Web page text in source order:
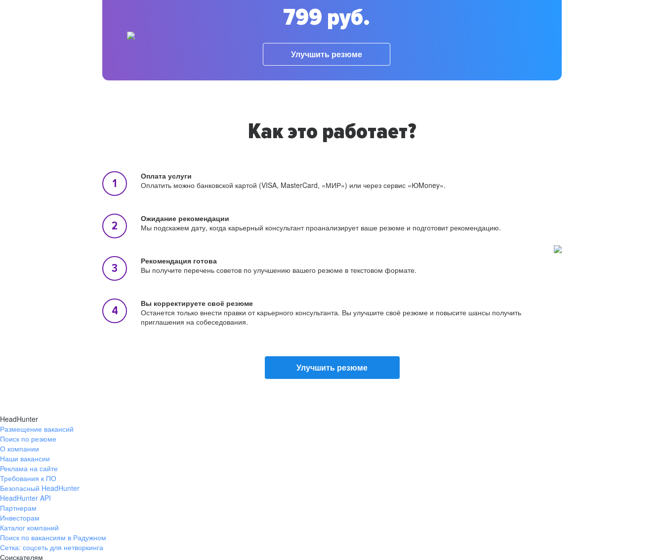
799 руб.
Улучшить резюме
Как это работает?
Оплата услуги
Оплатить можно банковской картой (VISA, MasterCard, «МИР») или через сервис «ЮMoney».
Ожидание рекомендации
Мы подскажем дату, когда карьерный консультант проанализирует ваше резюме и подготовит рекомендацию.
Рекомендация готова
Вы получите перечень советов по улучшению вашего резюме в текстовом формате.
Вы корректируете своё резюме
Останется только внести правки от карьерного консультанта. Вы улучшите своё резюме и повысите шансы получить
приглашения на собеседования.
Улучшить резюме
HeadHunter
Размещение вакансий
Поиск по резюме
О компании
Наши вакансии
Реклама на сайте
Требования к ПО
Безопасный HeadHunter
HeadHunter API
Партнерам
Инвесторам
Каталог компаний
Поиск по вакансиям в Радужном
Сетка: соцсеть для нетворкинга
Соискателям